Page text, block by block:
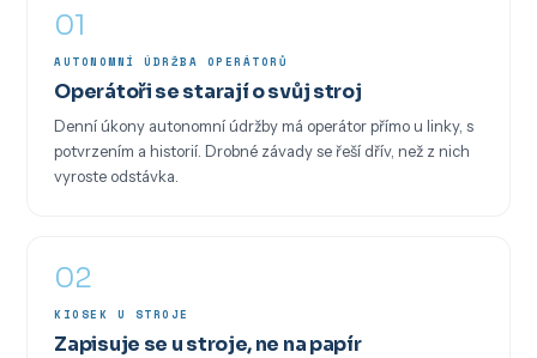
01
AUTONOMNÍ ÚDRŽBA OPERÁTORŮ
Operátoři se starají o svůj stroj
Denní úkony autonomní údržby má operátor přímo u linky, s
potvrzením a historií. Drobné závady se řeší dřív, než z nich
vyroste odstávka.
02
KIOSEK U STROJE
Zapisuje se u stroje, ne na papír